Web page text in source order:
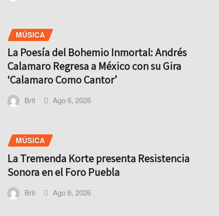
MÚSICA
La Poesía del Bohemio Inmortal: Andrés
Calamaro Regresa a México con su Gira
‘Calamaro Como Cantor’
Brit Ago 6, 2026
MÚSICA
La Tremenda Korte presenta Resistencia
Sonora en el Foro Puebla
Brit Ago 6, 2026